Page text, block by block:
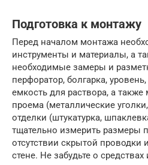
Подготовка к монтажу
Перед началом монтажа
инструменты и материалы, а
необходимые замеры и
перфоратор, болгарка,
емкость для раствора, а
проема (металлические
отделки (штукатурка,
тщательно измерить размеры
отсутствии скрытой
стене. Не забудьте о